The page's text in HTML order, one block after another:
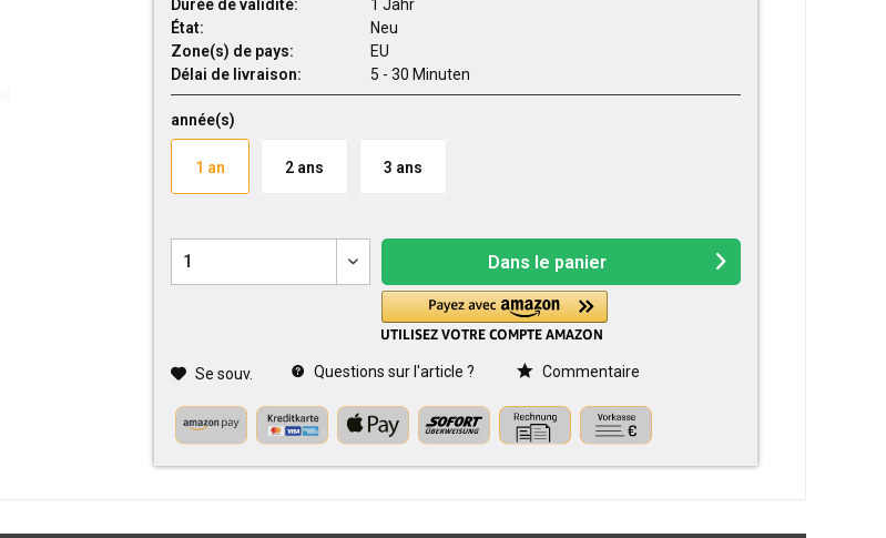
Durée de validité:
1 Jahr
État:
Neu
Zone(s) de pays:
EU
Délai de livraison:
5 - 30 Minuten
année(s)
1 an 2 ans 3 ans
Dans le panier
Se souv. Questions sur l'article ? Commentaire